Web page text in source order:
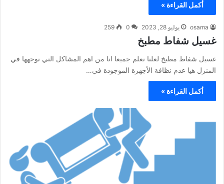
أكمل القراءة »
osama يوليو 28, 2023 0
259
غسيل شفاط مطبخ
غسيل شفاط مطبخ لعلنا نعلم جميعا انا من اهم المشاكل التي نوجهها في
المنزل هيا عدم نظافة الأجهزة الموجودة في…
أكمل القراءة »